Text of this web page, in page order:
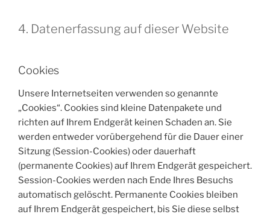
4. Datenerfassung auf dieser Website
Cookies
Unsere Internetseiten verwenden so genannte
„Cookies“. Cookies sind kleine Datenpakete und
richten auf Ihrem Endgerät keinen Schaden an. Sie
werden entweder vorübergehend für die Dauer einer
Sitzung (Session-Cookies) oder dauerhaft
(permanente Cookies) auf Ihrem Endgerät gespeichert.
Session-Cookies werden nach Ende Ihres Besuchs
automatisch gelöscht. Permanente Cookies bleiben
auf Ihrem Endgerät gespeichert, bis Sie diese selbst